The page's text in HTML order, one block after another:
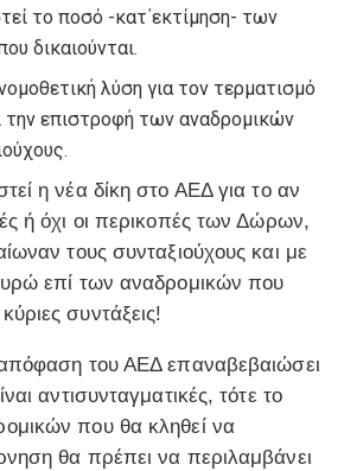
το ποσό -κατ΄εκτίμηση- των
δικαιούνται.
λύση για τον τερματισμό
την επιστροφή των αναδρομικών
η νέα δίκη στο ΑΕΔ για το αν
ή όχι οι περικοπές των Δώρων,
τους συνταξιούχους και με
επί των αναδρομικών που
συντάξεις!
του ΑΕΔ επαναβεβαιώσει
αντισυνταγματικές, τότε το
που θα κληθεί να
θα πρέπει να περιλαμβάνει